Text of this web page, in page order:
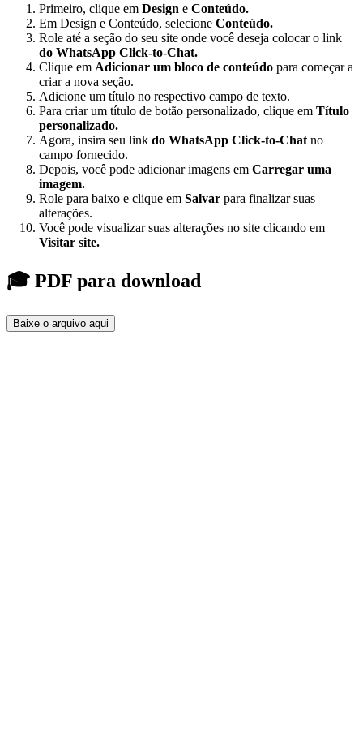
Primeiro, clique em Design e Conteúdo.
Em Design e Conteúdo, selecione Conteúdo.
Role até a seção do seu site onde você deseja colocar o link
do WhatsApp Click-to-Chat.
Clique em Adicionar um bloco de conteúdo para começar a
criar a nova seção.
Adicione um título no respectivo campo de texto.
Para criar um título de botão personalizado, clique em Título
personalizado.
Agora, insira seu link do WhatsApp Click-to-Chat no
campo fornecido.
Depois, você pode adicionar imagens em Carregar uma
imagem.
Role para baixo e clique em Salvar para finalizar suas
alterações.
Você pode visualizar suas alterações no site clicando em
Visitar site.
🎓 PDF para download
Baixe o arquivo aqui